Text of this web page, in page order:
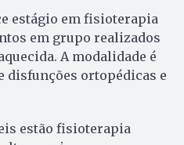
estágio em fisioterapia
em grupo realizados
A modalidade é
disfunções ortopédicas e
estão fisioterapia